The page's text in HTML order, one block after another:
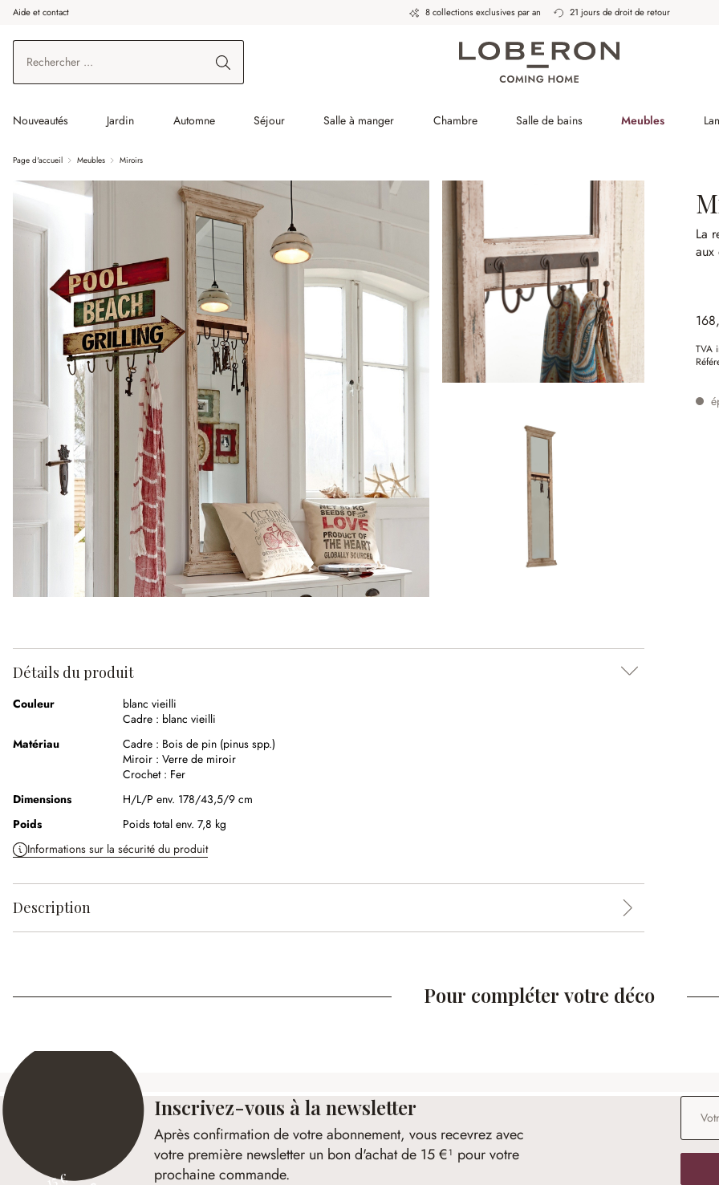
au contenu principal
Aller à la recherche
Aller à la navigation principale
Aide et contact 8 collections exclusives par an 21 jours de droit de retour
Nouveautés Jardin Automne Séjour Salle à manger Chambre Salle de bains Meubles
Page d'accueil Meubles Miroirs
La
TVA
Détails du produit
Couleur
blanc vieilli
Cadre : blanc vieilli
Matériau
Cadre : Bois de pin (pinus spp.)
Miroir : Verre de miroir
Crochet : Fer
Dimensions
H/L/P env. 178/43,5/9 cm
Poids
Poids total env. 7,8 kg
Informations sur la sécurité du produit
Description
Pour compléter votre déco
15 €
Inscrivez-vous à la newsletter
Après confirmation de votre abonnement, vous recevrez avec
votre première newsletter un bon d'achat de 15 €¹ pour votre
prochaine commande.
Adresse